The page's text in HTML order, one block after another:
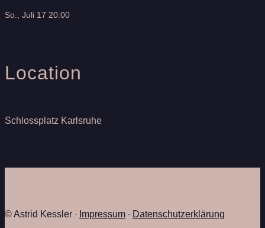
So., Juli 17 20:00
Location
Schlossplatz Karlsruhe
© Astrid Kessler ∙ Impressum ∙ Datenschutzerklärung